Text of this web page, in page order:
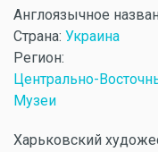
Англоязычное
Страна: Украина
Регион:
Центрально-
Музеи
Харьковский